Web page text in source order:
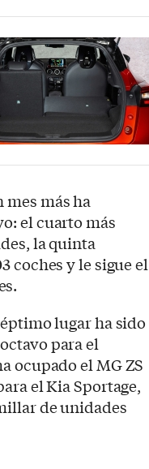
más ha
el cuarto más
la quinta
coches y le sigue el
lugar ha sido
para el
ocupado el MG ZS
el Kia Sportage,
de unidades